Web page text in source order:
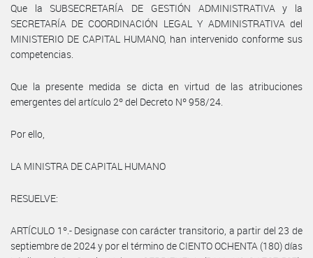
Que la SUBSECRETARÍA DE GESTIÓN ADMINISTRATIVA y la
SECRETARÍA DE COORDINACIÓN LEGAL Y ADMINISTRATIVA del
MINISTERIO DE CAPITAL HUMANO, han intervenido conforme sus
competencias.
Que la presente medida se dicta en virtud de las atribuciones
emergentes del artículo 2º del Decreto Nº 958/24.
Por ello,
LA MINISTRA DE CAPITAL HUMANO
RESUELVE:
ARTÍCULO 1º.- Designase con carácter transitorio, a partir del 23 de
septiembre de 2024 y por el término de CIENTO OCHENTA (180) días